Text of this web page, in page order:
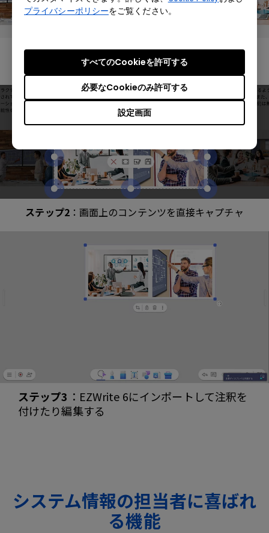
プライバシーポリシーをご覧ください。
設定画面
必要なCookieのみ許可する
すべてのCookieを許可する
ステップ1：注釈ツールのカメラのアイコンを
ステップ2：画面上のコンテンツを直接キャプチャ
ステップ3 ：EZWrite 6にインポートして注釈を
付けたり編集する
システム情報の担当者に喜ばれ
る機能